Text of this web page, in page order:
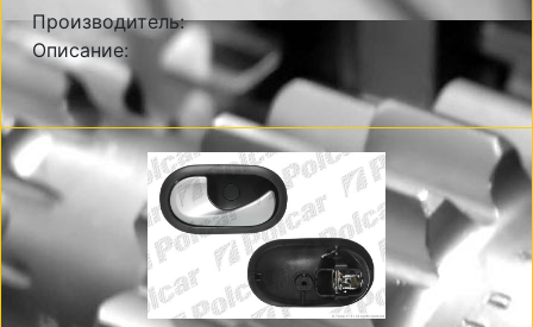
Производитель:
Описание: